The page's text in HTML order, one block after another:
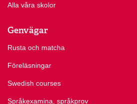
Alla våra skolor
Genvägar
Rusta och matcha
Föreläsningar
Swedish courses
Språkexamina, språkprov